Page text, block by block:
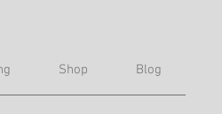
Shop Blog